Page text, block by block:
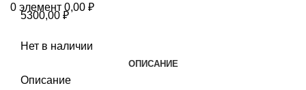
0 элемент 0,00 ₽
5300,00 ₽
Нет в наличии
ОПИСАНИЕ
Описание